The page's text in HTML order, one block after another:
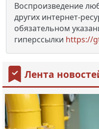
Воспроизведение
других интернет-
обязательном
гиперссылки https://
Лента